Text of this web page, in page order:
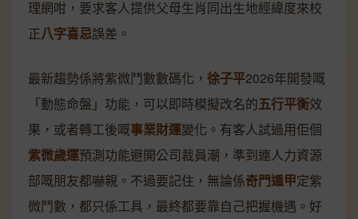
理網咁，要求客人提供父母生肖同出生地經緯度來校
正八字喜忌誤差。
最新趨勢係將紫微鬥數數碼化， 徐子平2026年開發嘅
「動態命盤」功能，可以即時模擬改名的五行平衡效
果，或者轉工後嘅事業財運變化。有客人試過用佢個
紫微歲運預測功能避開公司裁員潮，準到連人力資源
部嘅朋友都嚇親。不過要記住，無論係奇門遁甲定紫
微鬥數，都只係工具，最終都要靠自己把握機遇。好